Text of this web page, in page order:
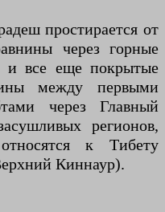
простирается от
через горные
и все еще покрытые
между первыми
через Главный
регионов,
к Тибету
Киннаур).